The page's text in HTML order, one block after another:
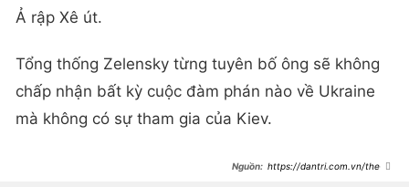
Ả rập Xê út.
Tổng thống Zelensky từng tuyên bố ông sẽ không
chấp nhận bất kỳ cuộc đàm phán nào về Ukraine
mà không có sự tham gia của Kiev.
https://dantri.com.vn/the-